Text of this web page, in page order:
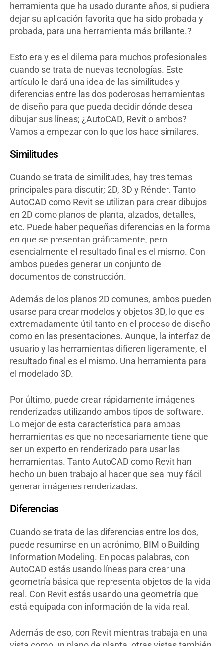
herramienta que ha usado durante años, si pudiera
dejar su aplicación favorita que ha sido probada y
probada, para una herramienta más brillante.?
Esto era y es el dilema para muchos profesionales
cuando se trata de nuevas tecnologías. Este
artículo le dará una idea de las similitudes y
diferencias entre las dos poderosas herramientas
de diseño para que pueda decidir dónde desea
dibujar sus líneas; ¿AutoCAD, Revit o ambos?
Vamos a empezar con lo que los hace similares.
Similitudes
Cuando se trata de similitudes, hay tres temas
principales para discutir; 2D, 3D y Rénder. Tanto
AutoCAD como Revit se utilizan para crear dibujos
en 2D como planos de planta, alzados, detalles,
etc. Puede haber pequeñas diferencias en la forma
en que se presentan gráficamente, pero
esencialmente el resultado final es el mismo. Con
ambos puedes generar un conjunto de
documentos de construcción.
Además de los planos 2D comunes, ambos pueden
usarse para crear modelos y objetos 3D, lo que es
extremadamente útil tanto en el proceso de diseño
como en las presentaciones. Aunque, la interfaz de
usuario y las herramientas difieren ligeramente, el
resultado final es el mismo. Una herramienta para
el modelado 3D.
Por último, puede crear rápidamente imágenes
renderizadas utilizando ambos tipos de software.
Lo mejor de esta característica para ambas
herramientas es que no necesariamente tiene que
ser un experto en renderizado para usar las
herramientas. Tanto AutoCAD como Revit han
hecho un buen trabajo al hacer que sea muy fácil
generar imágenes renderizadas.
Diferencias
Cuando se trata de las diferencias entre los dos,
puede resumirse en un acrónimo, BIM o Building
Information Modeling. En pocas palabras, con
AutoCAD estás usando líneas para crear una
geometría básica que representa objetos de la vida
real. Con Revit estás usando una geometría que
está equipada con información de la vida real.
Además de eso, con Revit mientras trabaja en una